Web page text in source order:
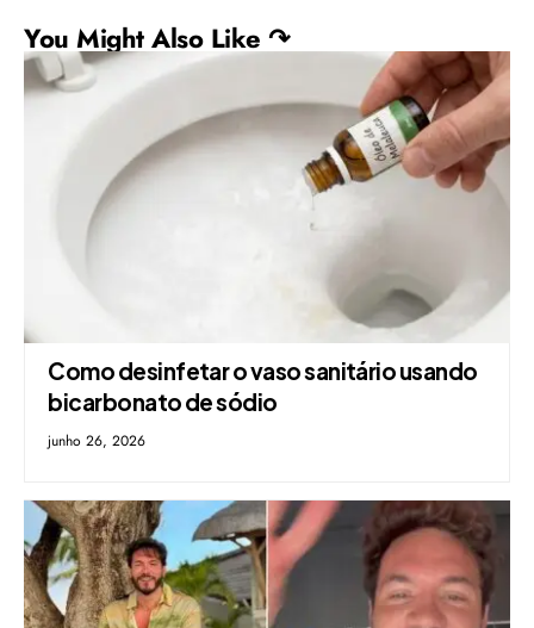
You Might Also Like ↷
Como desinfetar o vaso sanitário usando
bicarbonato de sódio
junho 26, 2026